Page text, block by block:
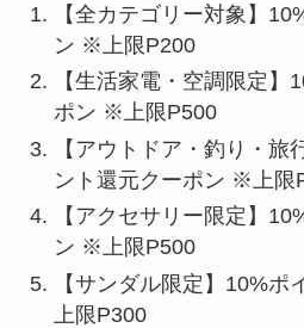
【全カテゴリー対象】
ン ※上限P200
【生活家電・空調限定】
ポン ※上限P500
【アウトドア・釣り・旅
ント還元クーポン ※上限
【アクセサリー限定】
ン ※上限P500
【サンダル限定】10%
上限P300